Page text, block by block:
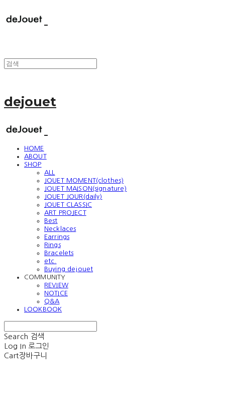
dejouet
HOME
ABOUT
SHOP
ALL
JOUET MOMENT(clothes)
JOUET MAISON(signature)
JOUET JOUR(daily)
JOUET CLASSIC
ART PROJECT
Best
Necklaces
Earrings
Rings
Bracelets
etc.
Buying dejouet
COMMUNITY
REVIEW
NOTICE
Q&A
LOOKBOOK
Search 검색
Log In 로그인
Cart장바구니